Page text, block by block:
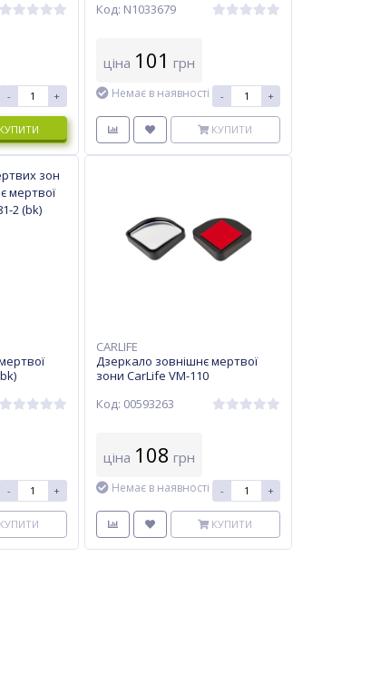
- +
Код: N1033679
ціна 101 грн
Немає в наявності - +
КУПИТИ
- +
КУПИТИ
CARLIFE
Дзеркало зовнішнє мертвої
зони CarLife VM-110
Код: 00593263
ціна 108 грн
Немає в наявності - +
КУПИТИ